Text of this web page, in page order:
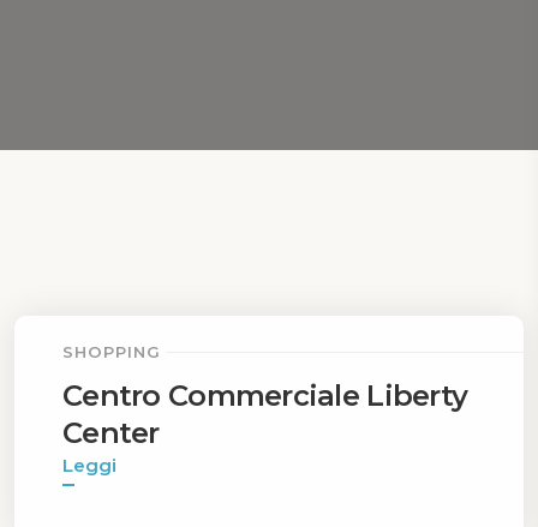
SHOPPING
Centro Commerciale Liberty
Center
Leggi